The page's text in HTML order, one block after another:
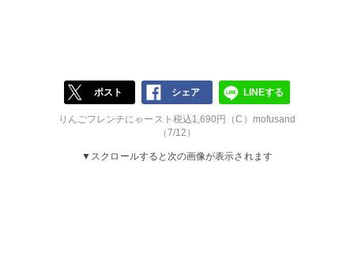
ポスト シェア LINEする
りんごフレンチにゃースト税込1,690円（C）mofusand
（7/12）
▼スクロールすると次の画像が表示されます